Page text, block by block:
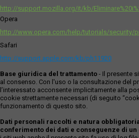
http://support.mozilla.org/it/kb/
Opera
http://www.opera.com/help/tutorials/security/
Safari
http://support.apple.com/kb/ph11920
Base giuridica del trattamento - Il presente
al consenso. Con l'uso o la consultazione del
l’interessato acconsente implicitamente alla
cookie strettamente necessari (di seguito
funzionamento di questo sito.
Dati personali raccolti e natura
conferimento dei dati e conseguenze di